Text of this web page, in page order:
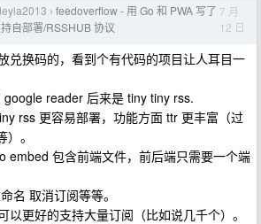
› feedoverflow - 用 Go 和 PWA 写了
自部署/RSSHUB 协议
7 月
12 日
兑换码的，看到个有代码的项目让人耳目一
google reader 后来是 tiny tiny rss.
rss 更容易部署，功能方面 ttr 更丰富（过
。
embed 包含前端文件，前后端只需要一个端
名 取消订阅等等。
以更好的支持大量订阅（比如说几千个）。